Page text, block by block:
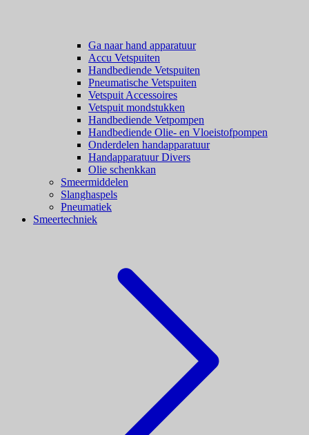
Ga naar hand apparatuur
Accu Vetspuiten
Handbediende Vetspuiten
Pneumatische Vetspuiten
Vetspuit Accessoires
Vetspuit mondstukken
Handbediende Vetpompen
Handbediende Olie- en Vloeistofpompen
Onderdelen handapparatuur
Handapparatuur Divers
Olie schenkkan
Smeermiddelen
Slanghaspels
Pneumatiek
Smeertechniek